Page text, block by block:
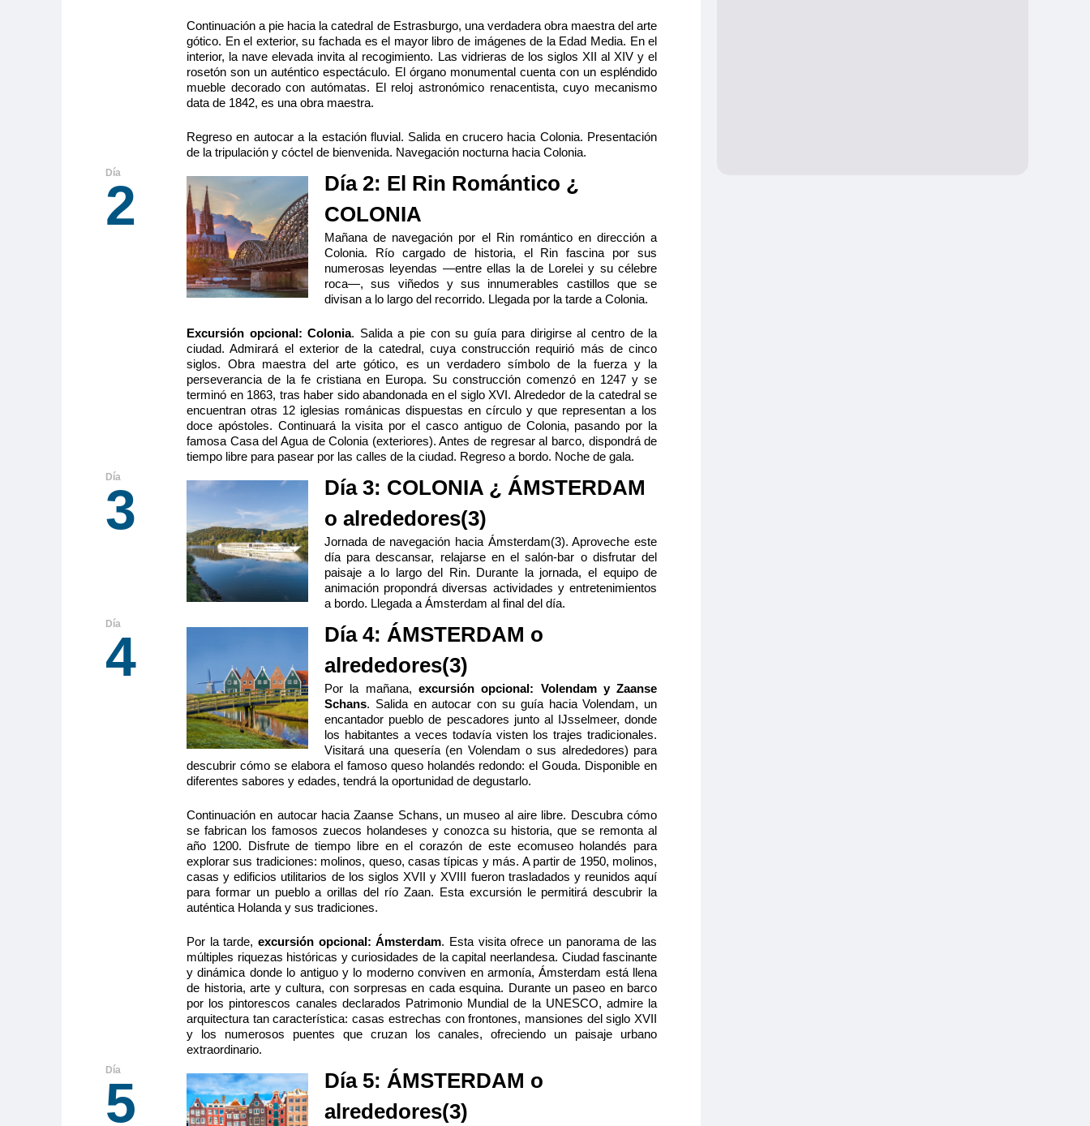
Continuación a pie hacia la catedral de Estrasburgo, una verdadera obra maestra del arte
gótico. En el exterior, su fachada es el mayor libro de imágenes de la Edad Media. En el
interior, la nave elevada invita al recogimiento. Las vidrieras de los siglos XII al XIV y el
rosetón son un auténtico espectáculo. El órgano monumental cuenta con un espléndido
mueble decorado con autómatas. El reloj astronómico renacentista, cuyo mecanismo
data de 1842, es una obra maestra.
Regreso en autocar a la estación fluvial. Salida en crucero hacia Colonia. Presentación
de la tripulación y cóctel de bienvenida. Navegación nocturna hacia Colonia.
2
Día 2: El Rin Romántico ¿
COLONIA
Mañana de navegación por el Rin romántico en dirección a
Colonia. Río cargado de historia, el Rin fascina por sus
numerosas leyendas —entre ellas la de Lorelei y su célebre
roca—, sus viñedos y sus innumerables castillos que se
divisan a lo largo del recorrido. Llegada por la tarde a Colonia.
Excursión opcional: Colonia. Salida a pie con su guía para dirigirse al centro de la
ciudad. Admirará el exterior de la catedral, cuya construcción requirió más de cinco
siglos. Obra maestra del arte gótico, es un verdadero símbolo de la fuerza y la
perseverancia de la fe cristiana en Europa. Su construcción comenzó en 1247 y se
terminó en 1863, tras haber sido abandonada en el siglo XVI. Alrededor de la catedral se
encuentran otras 12 iglesias románicas dispuestas en círculo y que representan a los
doce apóstoles. Continuará la visita por el casco antiguo de Colonia, pasando por la
famosa Casa del Agua de Colonia (exteriores). Antes de regresar al barco, dispondrá de
tiempo libre para pasear por las calles de la ciudad. Regreso a bordo. Noche de gala.
3
Día 3: COLONIA ¿ ÁMSTERDAM
o alrededores(3)
Jornada de navegación hacia Ámsterdam(3). Aproveche este
día para descansar, relajarse en el salón-bar o disfrutar del
paisaje a lo largo del Rin. Durante la jornada, el equipo de
animación propondrá diversas actividades y entretenimientos
a bordo. Llegada a Ámsterdam al final del día.
4
Día 4: ÁMSTERDAM o
alrededores(3)
Por la mañana, excursión opcional: Volendam y Zaanse
Schans. Salida en autocar con su guía hacia Volendam, un
encantador pueblo de pescadores junto al IJsselmeer, donde
los habitantes a veces todavía visten los trajes tradicionales.
Visitará una quesería (en Volendam o sus alrededores) para
descubrir cómo se elabora el famoso queso holandés redondo: el Gouda. Disponible en
diferentes sabores y edades, tendrá la oportunidad de degustarlo.
Continuación en autocar hacia Zaanse Schans, un museo al aire libre. Descubra cómo
se fabrican los famosos zuecos holandeses y conozca su historia, que se remonta al
año 1200. Disfrute de tiempo libre en el corazón de este ecomuseo holandés para
explorar sus tradiciones: molinos, queso, casas típicas y más. A partir de 1950, molinos,
casas y edificios utilitarios de los siglos XVII y XVIII fueron trasladados y reunidos aquí
para formar un pueblo a orillas del río Zaan. Esta excursión le permitirá descubrir la
auténtica Holanda y sus tradiciones.
Por la tarde,excursión opcional: Ámsterdam. Esta visita ofrece un panorama de las
múltiples riquezas históricas y curiosidades de la capital neerlandesa. Ciudad fascinante
y dinámica donde lo antiguo y lo moderno conviven en armonía, Ámsterdam está llena
de historia, arte y cultura, con sorpresas en cada esquina. Durante un paseo en barco
por los pintorescos canales declarados Patrimonio Mundial de la UNESCO, admire la
arquitectura tan característica: casas estrechas con frontones, mansiones del siglo XVII
y los numerosos puentes que cruzan los canales, ofreciendo un paisaje urbano
extraordinario.
5
Día 5: ÁMSTERDAM o
alrededores(3)